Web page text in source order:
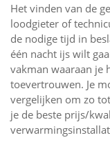
Het vinden van de
loodgieter of
de nodige tijd in
één nacht ijs wilt
vakman waaraan je
toevertrouwen. Je
vergelijken om zo
je de beste prijs/